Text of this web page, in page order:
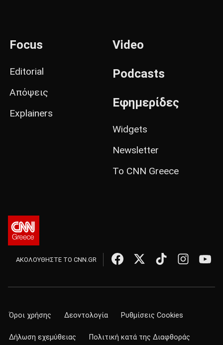
Focus
Editorial
Απόψεις
Explainers
Video
Podcasts
Εφημερίδες
Widgets
Newsletter
Το CNN Greece
ΑΚΟΛΟΥΘΗΣΤΕ ΤΟ CNN.GR
Όροι χρήσης Δεοντολογία Ρυθμίσεις Cookies
Δήλωση εχεμύθειας Πολιτική κατά της Διαφθοράς